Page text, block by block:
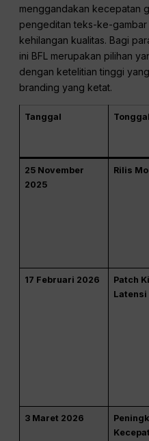
menggandakan kecepatan
pengeditan teks-ke-
kehilangan kualitas. Bagi
ini BFL merupakan pilihan
dengan ketelitian tinggi
branding yang ketat.
Tanggal
25 November
2025
Rilis
17 Februari 2026
Patch
Latensi
3 Maret 2026